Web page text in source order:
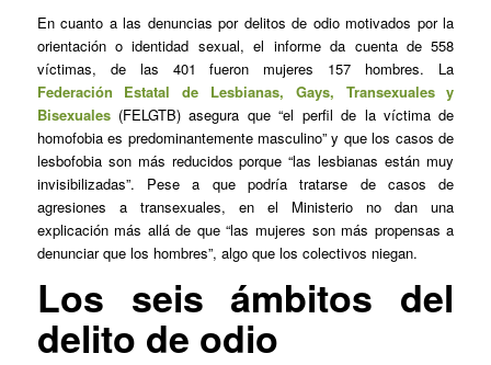
En cuanto a las denuncias por delitos de odio motivados por la
orientación o identidad sexual, el informe da cuenta de 558
víctimas, de las 401 fueron mujeres 157 hombres. La
Federación Estatal de Lesbianas, Gays, Transexuales y
Bisexuales(FELGTB) asegura que “el perfil de la víctima de
homofobia es predominantemente masculino” y que los casos de
lesbofobia son más reducidos porque “las lesbianas están muy
invisibilizadas”. Pese a que podría tratarse de casos de
agresiones a transexuales, en el Ministerio no dan una
explicación más allá de que “las mujeres son más propensas a
denunciar que los hombres”, algo que los colectivos niegan.
Los seis ámbitos del
delito de odio